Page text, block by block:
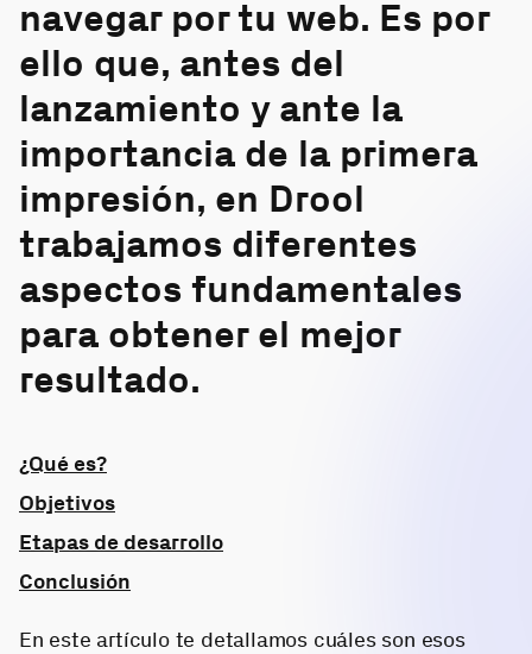
navegar por tu web. Es por
ello que, antes del
lanzamiento y ante la
importancia de la primera
impresión, en Drool
trabajamos diferentes
aspectos fundamentales
para obtener el mejor
resultado.
¿Qué es?
Objetivos
Etapas de desarrollo
Conclusión
En este artículo te detallamos cuáles son esos